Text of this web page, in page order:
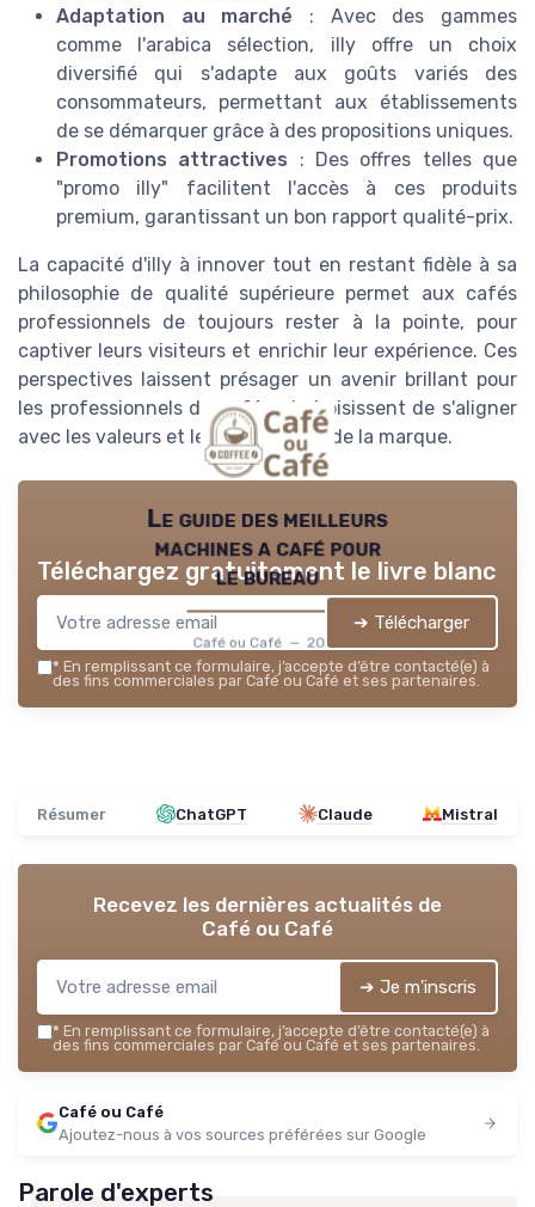
Adaptation au marché : Avec des gammes
comme l'arabica sélection, illy offre un choix
diversifié qui s'adapte aux goûts variés des
consommateurs, permettant aux établissements
de se démarquer grâce à des propositions uniques.
Promotions attractives : Des offres telles que
"promo illy" facilitent l'accès à ces produits
premium, garantissant un bon rapport qualité-prix.
La capacité d'illy à innover tout en restant fidèle à sa
philosophie de qualité supérieure permet aux cafés
professionnels de toujours rester à la pointe, pour
captiver leurs visiteurs et enrichir leur expérience. Ces
perspectives laissent présager un avenir brillant pour
les professionnels du café qui choisissent de s'aligner
avec les valeurs et les innovations de la marque.
Le guide des meilleurs
machines a café pour
le bureau
Café ou Café — 2026
Téléchargez gratuitement le livre blanc
➔ Télécharger
* En remplissant ce formulaire, j’accepte d’être contacté(e) à
des fins commerciales par Café ou Café et ses partenaires.
Résumer ChatGPT Claude Mistral
Recevez les dernières actualités de
Café ou Café
➔ Je m'inscris
* En remplissant ce formulaire, j’accepte d’être contacté(e) à
des fins commerciales par Café ou Café et ses partenaires.
Café ou Café
Ajoutez-nous à vos sources préférées sur Google
Parole d'experts